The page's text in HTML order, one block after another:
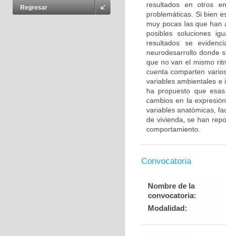
Regresar
resultados en otros
problemáticas. Si bien
muy pocas las que han
posibles soluciones
resultados se
neurodesarrollo donde
que no van el mismo
cuenta comparten
variables ambientales e
ha propuesto que
cambios en la
variables anatómicas,
de vivienda, se han
comportamiento.
Convocatoria
Nombre de la
convocatoria:
Modalidad: